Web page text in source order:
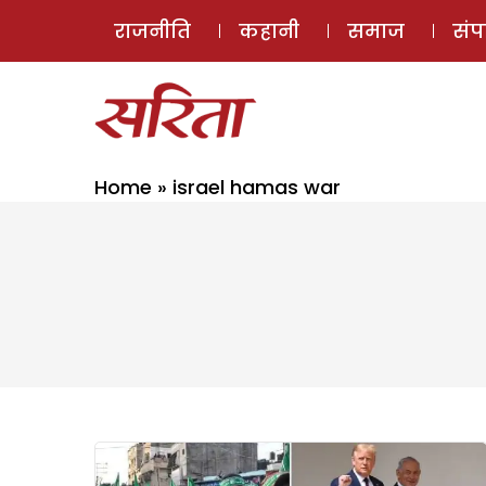
राजनीति कहानी समाज
Home » israel hamas war